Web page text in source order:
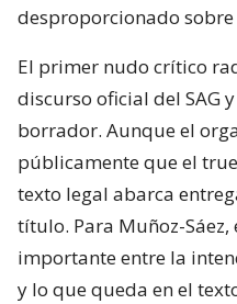
desproporcionado
El primer nudo crítico
discurso oficial del SAG
borrador. Aunque el
públicamente que el
texto legal abarca
título. Para Muñoz-
importante entre la
y lo que queda en el